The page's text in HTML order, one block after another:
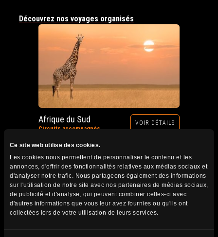
Ce site web utilise des cookies.
Les cookies nous permettent de personnaliser le contenu et les
annonces, d'offrir des fonctionnalités relatives aux médias sociaux et
d'analyser notre trafic. Nous partageons également des informations
sur l'utilisation de notre site avec nos partenaires de médias sociaux,
de publicité et d'analyse, qui peuvent combiner celles-ci avec
d'autres informations que vous leur avez fournies ou qu'ils ont
collectées lors de votre utilisation de leurs services.
Découvrez nos voyages organisés
Afrique du Sud
Circuits accompagnés
VOIR DÉTAILS